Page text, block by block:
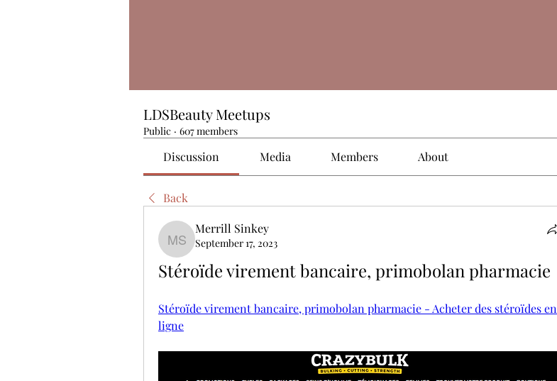
LDSBeauty Meetups
Public · 607 members
Discussion Media Members About
Back
Merrill Sinkey
Merrill Sinkey
September 17, 2023
Stéroïde virement bancaire, primobolan pharmacie
Stéroïde virement bancaire, primobolan pharmacie - Acheter des stéroïdes en
ligne